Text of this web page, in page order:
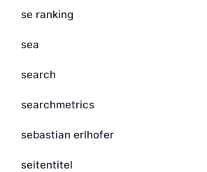
se ranking
sea
search
searchmetrics
sebastian erlhofer
seitentitel